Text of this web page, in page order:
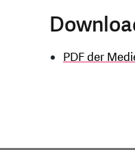
PDF der